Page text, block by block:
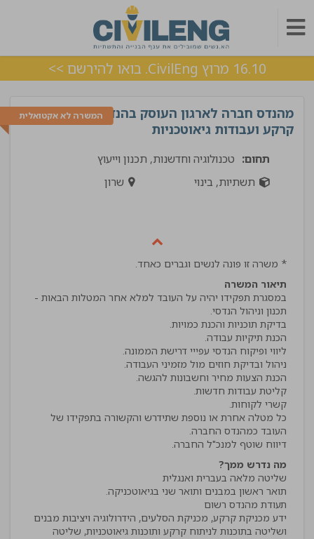
16.10 מרוץ CivilEng. בואו להירשם >>
המשרה לא אקטואליתמהנדס חברה לארגון העוסק בהנדסת
קרקע ועבודות גיאוטכניות
תחום: טכנולוגיה וחדשנות, תכנון וייעוץ
תשתיות, בינוי
שרון
* משרה זו פונה לנשים וגברים כאחד.
תיאור המשרה
כל מטלה אחרת או נוספת שתידרש והקשורה בתפקידו של
דיווח שוטף למנכ"ל החברה.
מה נדרש ממך?
ידע מכניקת קרקע, מכניקת הסלעים, הידרולוגיה ויציבות מבנים
ושליטה בתוכנות לניתוח קרקע ותוכנות גיאוטכניות, שליטה